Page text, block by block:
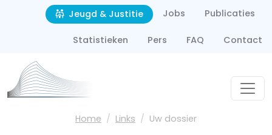
Overslaan en naar de inhoud gaan
Second navigation
Jeugd & Justitie Jobs Publicaties
Statistieken Pers FAQ Contact
Kruimelpad
Home Links Uw dossier